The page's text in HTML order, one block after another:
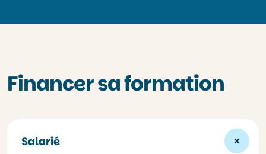
Financer sa formation
Salarié